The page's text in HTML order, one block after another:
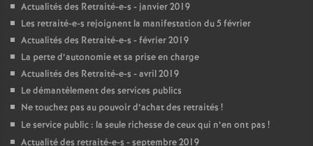
Actualités des Retraité-e-s - janvier 2019
Les retraité-e-s rejoignent la manifestation du 5 février
Actualités des Retraité-e-s - février 2019
La perte d’autonomie et sa prise en charge
Actualités des Retraité-e-s - avril 2019
Le démantèlement des services publics
Ne touchez pas au pouvoir d’achat des retraités !
Le service public : la seule richesse de ceux qui n’en ont pas !
Actualité des retraité-e-s - septembre 2019